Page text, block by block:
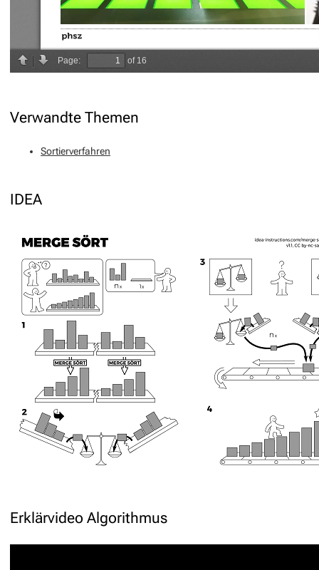
Verwandte Themen
Sortierverfahren
IDEA
Erklärvideo Algorithmus